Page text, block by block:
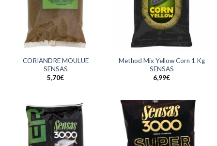
CORIANDRE MOULUE
SENSAS
5,70€
Method Mix Yellow Corn 1 Kg
SENSAS
6,99€